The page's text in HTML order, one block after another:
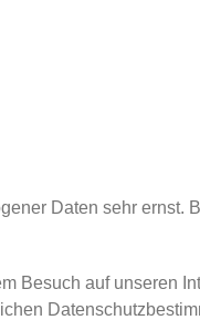
Daten sehr ernst.
Besuch auf unseren